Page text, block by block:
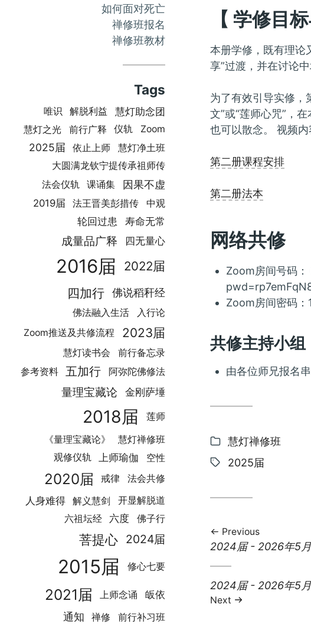
如何面对死亡
禅修班报名
禅修班教材
Tags
唯识 解脱利益
慧灯助念团
慧灯之光
前行广释 仪轨 Zoom
2025届 依止上师
慧灯净土班
大圆满龙钦宁提传承祖师传
法会仪轨
课诵集 因果不虚
2019届 法王晋美彭措传 中观
轮回过患 寿命无常
成量品广释 四无量心
2016届 2022届
四加行 佛说稻秆经
佛法融入生活
入行论
Zoom推送及共修流程
2023届
慧灯读书会
前行备忘录
参考资料
五加行 阿弥陀佛修法
量理宝藏论 金刚萨埵
2018届 莲师
《量理宝藏论》
慧灯禅修班
观修仪轨
上师瑜伽 空性
2020届 戒律 法会共修
人身难得 解义慧剑
开显解脱道
六祖坛经
六度 佛子行
菩提心 2024届
2015届 修心七要
2021届 上师念诵 皈依
通知 禅修 前行补习班
【 学修目
本册学修，既有理论
享”过渡，并在讨论
为了有效引导实修，
文”或“莲师心咒”，
也可以散念。 视频
第二册课程安排
第二册法本
网络共修
Zoom房间号码
Zoom房间密码：
共修主持小组
由各位师兄报名
Categories:
慧灯禅修班
Tags:
2025届
Previous
Previous
2024届 - 2026年5
Next
post:
2024届 - 2026年5
Next